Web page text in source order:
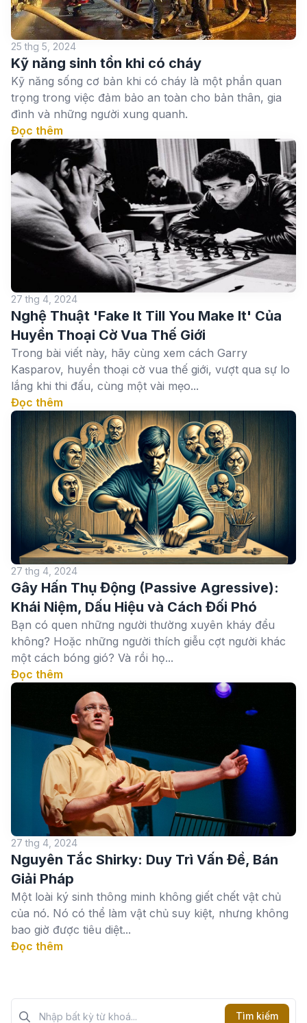
25 thg 5, 2024
Kỹ năng sinh tồn khi có cháy
Kỹ năng sống cơ bản khi có cháy là một phần quan
trọng trong việc đảm bảo an toàn cho bản thân, gia
đình và những người xung quanh.
Đọc thêm
27 thg 4, 2024
Nghệ Thuật 'Fake It Till You Make It' Của
Huyền Thoại Cờ Vua Thế Giới
Trong bài viết này, hãy cùng xem cách Garry
Kasparov, huyền thoại cờ vua thế giới, vượt qua sự lo
lắng khi thi đấu, cùng một vài mẹo...
Đọc thêm
27 thg 4, 2024
Gây Hấn Thụ Động (Passive Agressive):
Khái Niệm, Dấu Hiệu và Cách Đối Phó
Bạn có quen những người thường xuyên kháy đểu
không? Hoặc những người thích giễu cợt người khác
một cách bóng gió? Và rồi họ...
Đọc thêm
27 thg 4, 2024
Nguyên Tắc Shirky: Duy Trì Vấn Đề, Bán
Giải Pháp
Một loài ký sinh thông minh không giết chết vật chủ
của nó. Nó có thể làm vật chủ suy kiệt, nhưng không
bao giờ được tiêu diệt...
Đọc thêm
Tìm kiếm